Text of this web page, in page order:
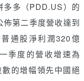
多多（PDD.US）的
第二季度營收達到
通股淨利潤320億
季度的營收增速為
的增幅領先中國絕